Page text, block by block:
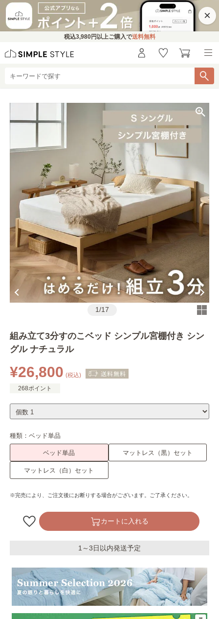
×
税込3,980円 以上ご購入で送料無料
1/17
組み立て3分すのこベッド シンプル宮棚付き シン
グル ナチュラル
¥26,800 (税込)
268ポイント
種類： ベッド単品
ベッド単品 マットレス（黒）セット
マットレス（白）セット
※完売により、ご注文後にお断りする場合がございます。ご了承ください。
カートに入れる
1～3日以内発送予定